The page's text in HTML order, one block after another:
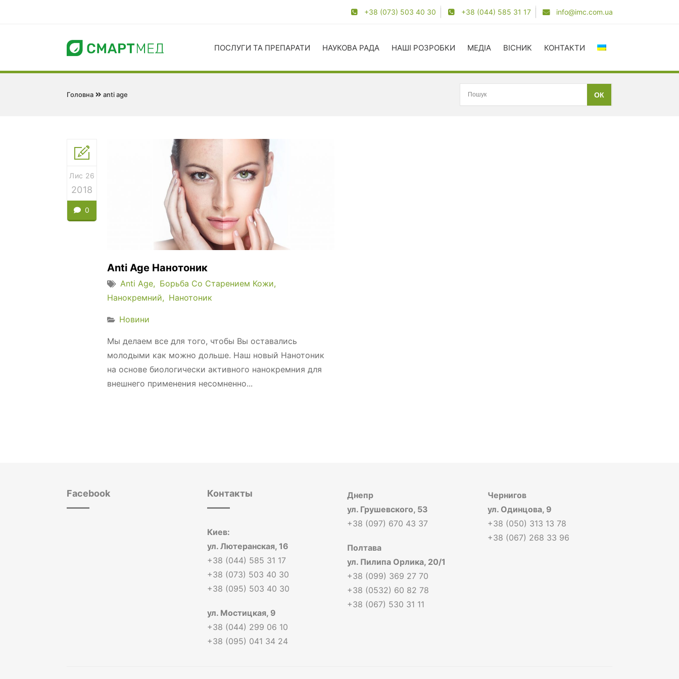
+38 (073) 503 40 30 +38 (044) 585 31 17 info@imc.com.ua
ПОСЛУГИ ТА ПРЕПАРАТИ НАУКОВА РАДА НАШІ РОЗРОБКИ МЕДІА ВІСНИК КОНТАКТИ
Головна anti age
Лис 26
2018
0
Anti Age Нанотоник
Anti Age
Борьба Со Старением Кожи
Нанокремний
Нанотоник
Новини
Мы делаем все для того, чтобы Вы оставались
молодыми как можно дольше. Наш новый Нанотоник
на основе биологически активного нанокремния для
внешнего применения несомненно...
Facebook Контакты
Киев:
ул. Лютеранская, 16
+38 (044) 585 31 17
+38 (073) 503 40 30
+38 (095) 503 40 30
ул. Мостицкая, 9
+38 (044) 299 06 10
+38 (095) 041 34 24
Днепр
ул. Грушевского, 53
+38 (097) 670 43 37
Полтава
ул. Пилипа Орлика, 20/1
+38 (099) 369 27 70
+38 (0532) 60 82 78
+38 (067) 530 31 11
Чернигов
ул. Одинцова, 9
+38 (050) 313 13 78
+38 (067) 268 33 96